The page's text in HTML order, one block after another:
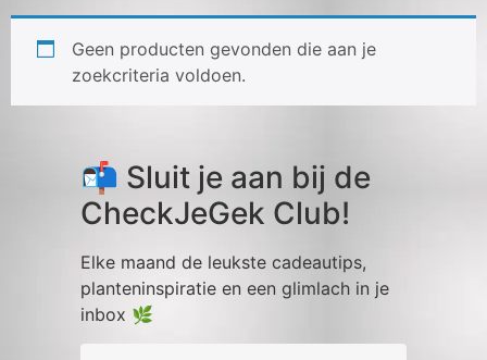
Geen producten gevonden die aan je
zoekcriteria voldoen.
📬 Sluit je aan bij de
CheckJeGek Club!
Elke maand de leukste cadeautips,
planteninspiratie en een glimlach in je
inbox 🌿